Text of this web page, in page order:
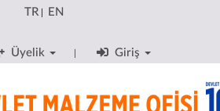
TR| EN
Üyelik Giriş